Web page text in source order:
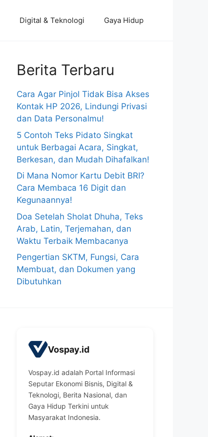
Digital & Teknologi Gaya Hidup
Berita Terbaru
Cara Agar Pinjol Tidak Bisa Akses
Kontak HP 2026, Lindungi Privasi
dan Data Personalmu!
5 Contoh Teks Pidato Singkat
untuk Berbagai Acara, Singkat,
Berkesan, dan Mudah Dihafalkan!
Di Mana Nomor Kartu Debit BRI?
Cara Membaca 16 Digit dan
Kegunaannya!
Doa Setelah Sholat Dhuha, Teks
Arab, Latin, Terjemahan, dan
Waktu Terbaik Membacanya
Pengertian SKTM, Fungsi, Cara
Membuat, dan Dokumen yang
Dibutuhkan
Vospay.id
Vospay.id adalah Portal Informasi
Seputar Ekonomi Bisnis, Digital &
Teknologi, Berita Nasional, dan
Gaya Hidup Terkini untuk
Masyarakat Indonesia.